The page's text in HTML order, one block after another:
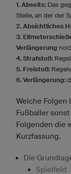
1. Abseits: Das
Stelle, an der der
2. Absichtliches
3.
Verlängerung
4. Strafstoß:
5. Freistoß:
6. Verlängerung:
Welche Folgen
Fußballer
Folgenden die
Kurzfassung.
Die
Spielfeld